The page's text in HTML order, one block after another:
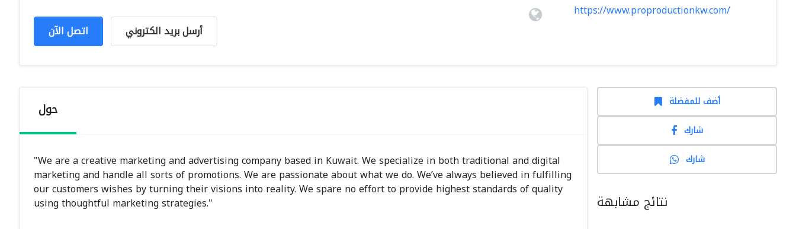
اتصل الآن أرسل بريد الكتروني
https://www.proproductionkw.com/
حول
"We are a creative marketing and advertising company based in Kuwait. We specialize in both traditional and digital
marketing and handle all sorts of promotions. We are passionate about what we do. We’ve always believed in fulfilling
our customers wishes by turning their visions into reality. We spare no effort to provide highest standards of quality
using thoughtful marketing strategies."
أضف للمفضلة
شارك
شارك
نتائج مشابهة